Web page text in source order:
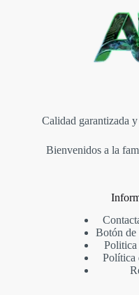
Calidad garantizada
Bienvenidos a la
Botón de
Politica
Política